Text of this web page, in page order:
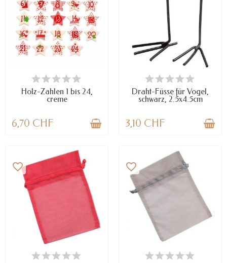
VERFÜGBAR
Holz-Zahlen 1 bis 24,
creme
6,70 CHF
VERFÜGBAR
Draht-Füsse für Vogel,
schwarz, 2.5x4.5cm
3,10 CHF
VERFÜGBAR
favorite_border
VERFÜGBAR
favorite_border